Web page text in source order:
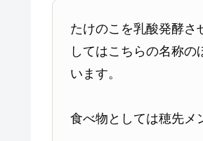
たけのこを乳酸発酵さ
してはこちらの名称
います。
食べ物としては穂先メ